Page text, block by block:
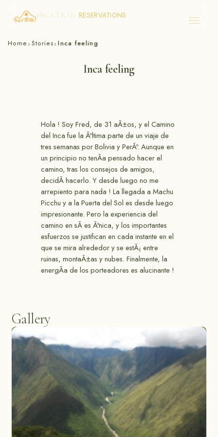
Skip
INCA TRAIL RESERVATIONS
Home › Stories› Inca feeling
Inca feeling
Hola ! Soy Fred, de 31 aÃ±os, y el Camino
del Inca fue la Ãºltima parte de un viaje de
tres semanas por Bolivia y PerÃº. Aunque en
un principio no tenÃ­a pensado hacer el
camino, tras los consejos de amigos,
decidÃ­ hacerlo. Y desde luego no me
arrepiento para nada ! La llegada a Machu
Picchu y a la Puerta del Sol es desde luego
impresionante. Pero la experiencia del
camino en sÃ­ es Ãºnica, y los importantes
esfuerzos se justifican en cada instante en el
que se mira alrededor y se estÃ¡ entre
ruinas, montaÃ±as y nubes. Finalmente, la
energÃ­a de los porteadores es alucinante !
Gallery